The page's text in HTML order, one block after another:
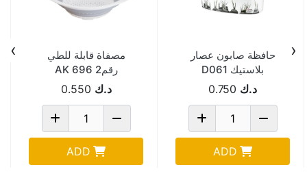
حافظة صابون عصار
بلاستيك D061
د.ك 0.750
ADD
مصفاة قابلة للطي
رقم2 AK 696
د.ك 0.550
ADD
‹
›